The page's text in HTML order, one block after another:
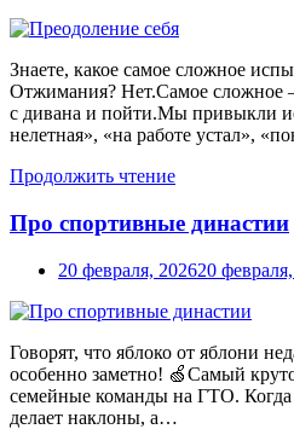
Знаете, какое самое сложное
Отжимания? Нет.Самое сложное
с дивана и пойти.Мы привыкли
нелетная», «на работе устал»,
Продолжить чтение
Про спортивные династии
20 февраля, 202620
Говорят, что яблоко от яблони
особенно заметно! 🍏Самый
семейные команды на ГТО. Когда
делает наклоны, а…